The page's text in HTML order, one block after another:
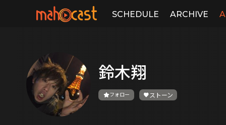
SCHEDULE ARCHIVE
鈴木翔
フォロー ストーン